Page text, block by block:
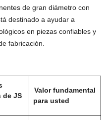
de gran diámetro con
destinado a ayudar a
en piezas confiables y
fabricación.
de JS
Valor fundamental
para usted